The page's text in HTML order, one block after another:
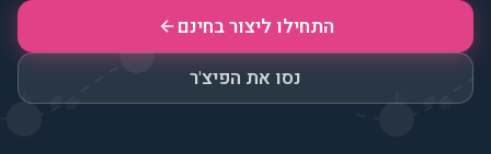
התחילו ליצור בחינם
נסו את הפיצ'ר